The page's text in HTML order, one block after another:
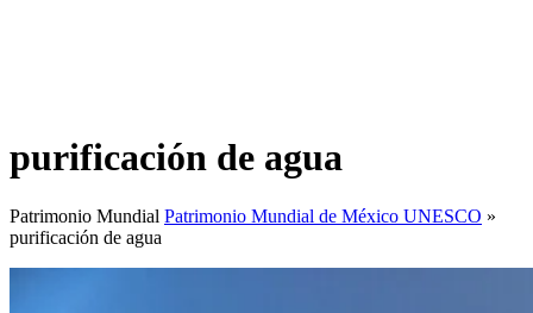
purificación de agua
Patrimonio Mundial Patrimonio Mundial de México UNESCO »
purificación de agua